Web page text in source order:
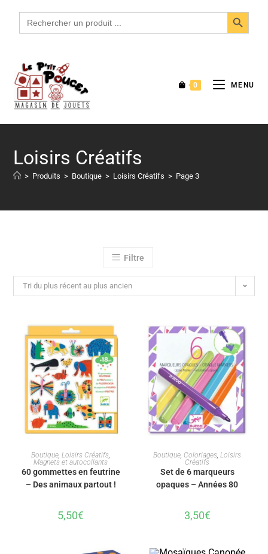
Search
for:
SEARCH BUTTON
0 MENU
Loisirs Créatifs
> Produits > Boutique > Loisirs Créatifs > Page 3
Filtre
Tri du plus récent au plus ancien
AJOUTER AU PANIER
Boutique,Loisirs Créatifs,
Magnets et autocollants
60 gommettes en feutrine
– Des animaux partout !
5,50€
AJOUTER AU PANIER
Boutique, Coloriages,Loisirs
Créatifs
Set de 6 marqueurs
opaques – Années 80
3,50€